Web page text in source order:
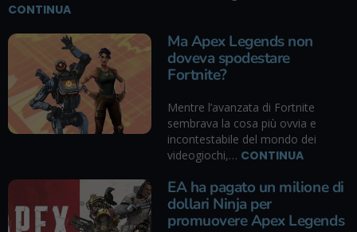
CONTINUA
Ma Apex Legends non
doveva spodestare
Fortnite?
Mentre l’avanzata di Fortnite
sembrava la cosa più ovvia e
incontestabile del mondo dei
videogiochi,… CONTINUA
EA ha pagato un milione di
dollari Ninja per
promuovere Apex Legends